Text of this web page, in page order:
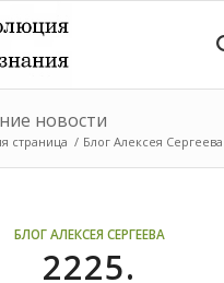
новости
страница / Блог Алексея Сергеева
БЛОГ АЛЕКСЕЯ СЕРГЕЕВА
2225.